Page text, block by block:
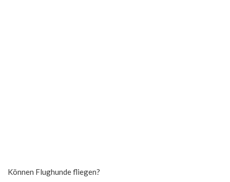
Können Flughunde fliegen?